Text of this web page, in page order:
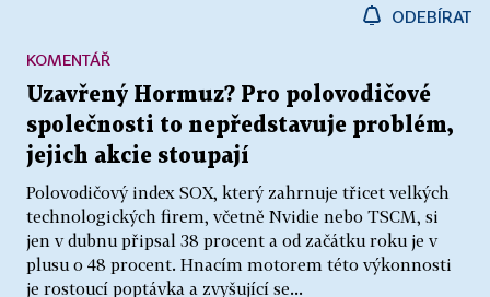
ODEBÍRAT
Uzavřený Hormuz? Pro polovodičové
společnosti to nepředstavuje problém,
jejich akcie stoupají
Polovodičový index SOX, který zahrnuje třicet velkých
technologických firem, včetně Nvidie nebo TSCM, si
jen v dubnu připsal 38 procent a od začátku roku je v
plusu o 48 procent. Hnacím motorem této výkonnosti
je rostoucí poptávka a zvyšující se...
KOMENTÁŘ